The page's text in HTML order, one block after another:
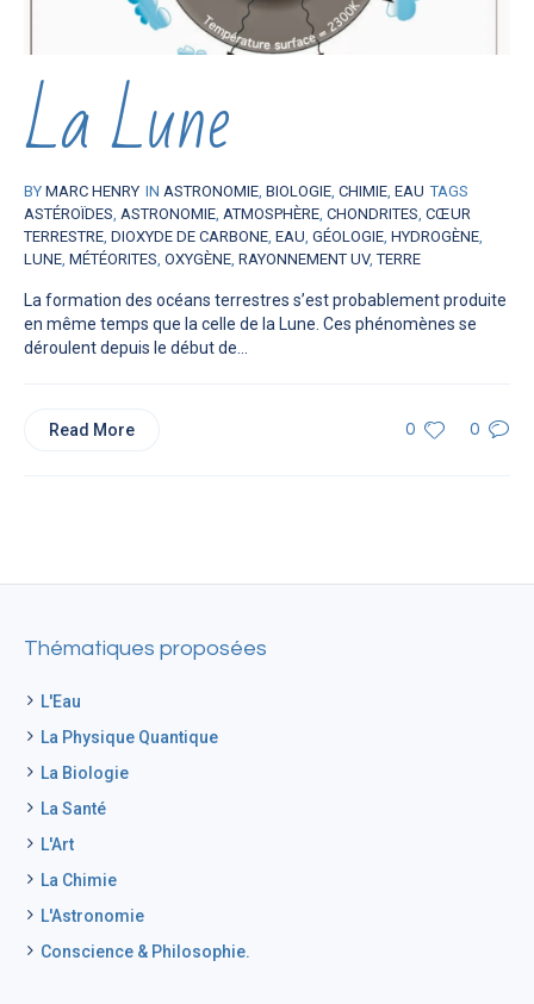
La Lune
BY MARC HENRY IN ASTRONOMIE, BIOLOGIE, CHIMIE, EAU TAGS
ASTÉROÏDES, ASTRONOMIE, ATMOSPHÈRE, CHONDRITES, CŒUR
TERRESTRE, DIOXYDE DE CARBONE, EAU, GÉOLOGIE, HYDROGÈNE,
LUNE, MÉTÉORITES, OXYGÈNE, RAYONNEMENT UV,TERRE
La formation des océans terrestres s’est probablement produite
en même temps que la celle de la Lune. Ces phénomènes se
déroulent depuis le début de...
0 0
Read More
Thématiques proposées
L'Eau
La Physique Quantique
La Biologie
La Santé
L'Art
La Chimie
L'Astronomie
Conscience & Philosophie.